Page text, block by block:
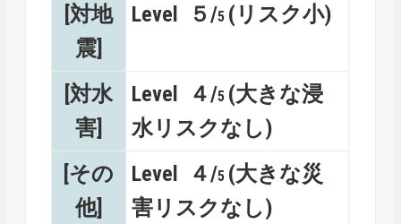
[対地
震]
Level ５/5 (リスク小)
[対水
害]
Level ４/5 (大きな浸
水リスクなし)
[その
他]
Level ４/5 (大きな災
害リスクなし)